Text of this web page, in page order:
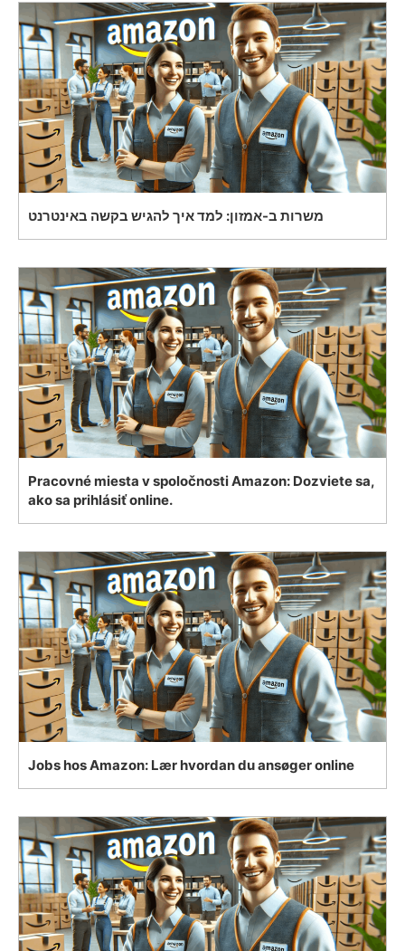
משרות ב-אמזון: למד איך להגיש בקשה באינטרנט
Pracovné miesta v spoločnosti Amazon: Dozviete sa,
ako sa prihlásiť online.
Jobs hos Amazon: Lær hvordan du ansøger online